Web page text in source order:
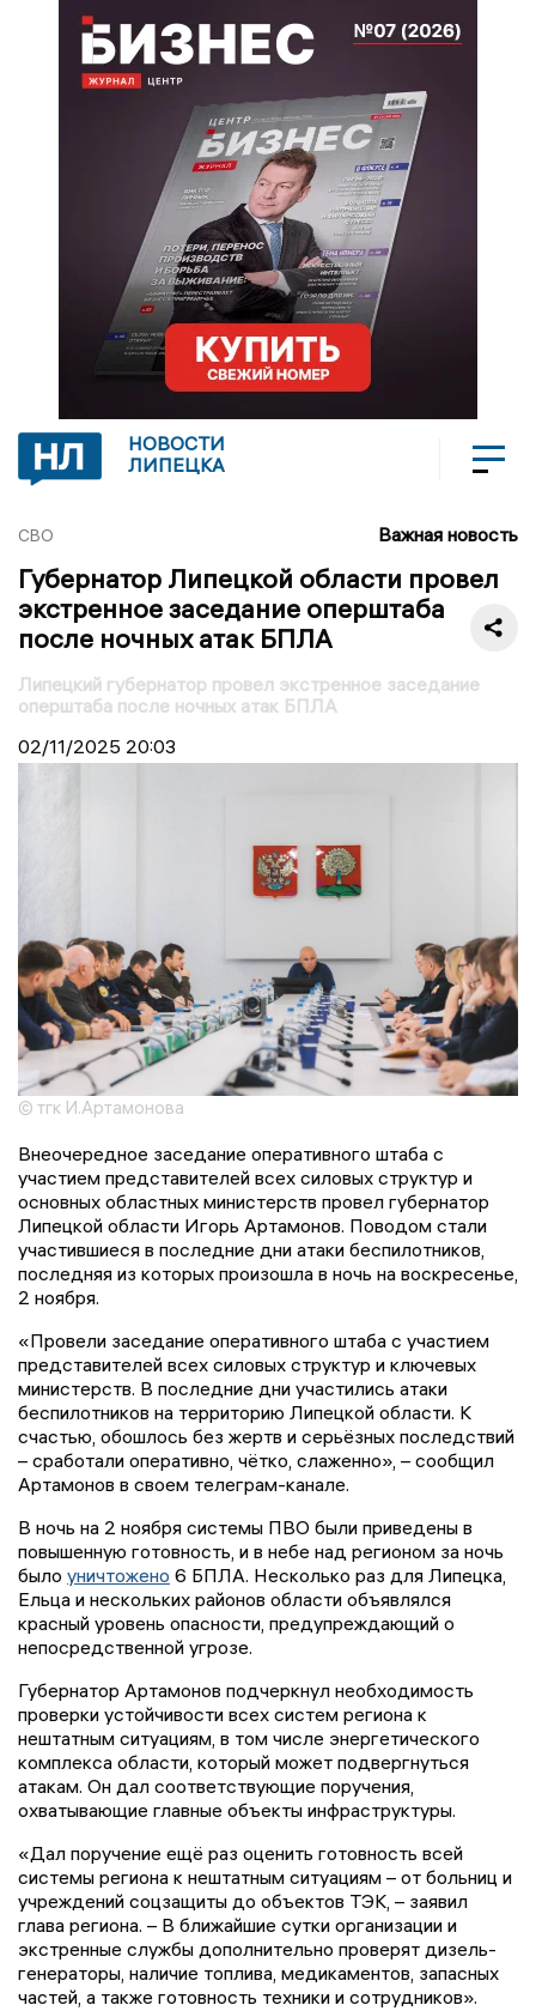
НОВОСТИ
ЛИПЕЦКА
СВО Важная новость
Губернатор Липецкой области провел
экстренное заседание оперштаба
после ночных атак БПЛА
Липецкий губернатор провел экстренное заседание
оперштаба после ночных атак БПЛА
02/11/2025 20:03
© тгк И.Артамонова
Внеочередное заседание оперативного штаба с
участием представителей всех силовых структур и
основных областных министерств провел губернатор
Липецкой области Игорь Артамонов. Поводом стали
участившиеся в последние дни атаки беспилотников,
последняя из которых произошла в ночь на воскресенье,
2 ноября.
«Провели заседание оперативного штаба с участием
представителей всех силовых структур и ключевых
министерств. В последние дни участились атаки
беспилотников на территорию Липецкой области. К
счастью, обошлось без жертв и серьёзных последствий
– сработали оперативно, чётко, слаженно», – сообщил
Артамонов в своем телеграм-канале.
В ночь на 2 ноября системы ПВО были приведены в
повышенную готовность, и в небе над регионом за ночь
было уничтожено 6 БПЛА. Несколько раз для Липецка,
Ельца и нескольких районов области объявлялся
красный уровень опасности, предупреждающий о
непосредственной угрозе.
Губернатор Артамонов подчеркнул необходимость
проверки устойчивости всех систем региона к
нештатным ситуациям, в том числе энергетического
комплекса области, который может подвергнуться
атакам. Он дал соответствующие поручения,
охватывающие главные объекты инфраструктуры.
«Дал поручение ещё раз оценить готовность всей
системы региона к нештатным ситуациям – от больниц и
учреждений соцзащиты до объектов ТЭК, – заявил
глава региона. – В ближайшие сутки организации и
экстренные службы дополнительно проверят дизель-
генераторы, наличие топлива, медикаментов, запасных
частей, а также готовность техники и сотрудников».